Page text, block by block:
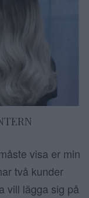
visa er min
två kunder
vill lägga sig på